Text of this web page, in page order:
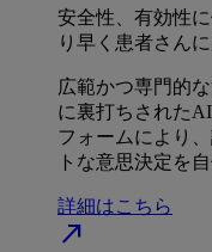
安全性、有効性
り早く患者さんに
広範かつ専門的
に裏打ちされた
フォームにより
トな意思決定を
詳細はこちら
north_east